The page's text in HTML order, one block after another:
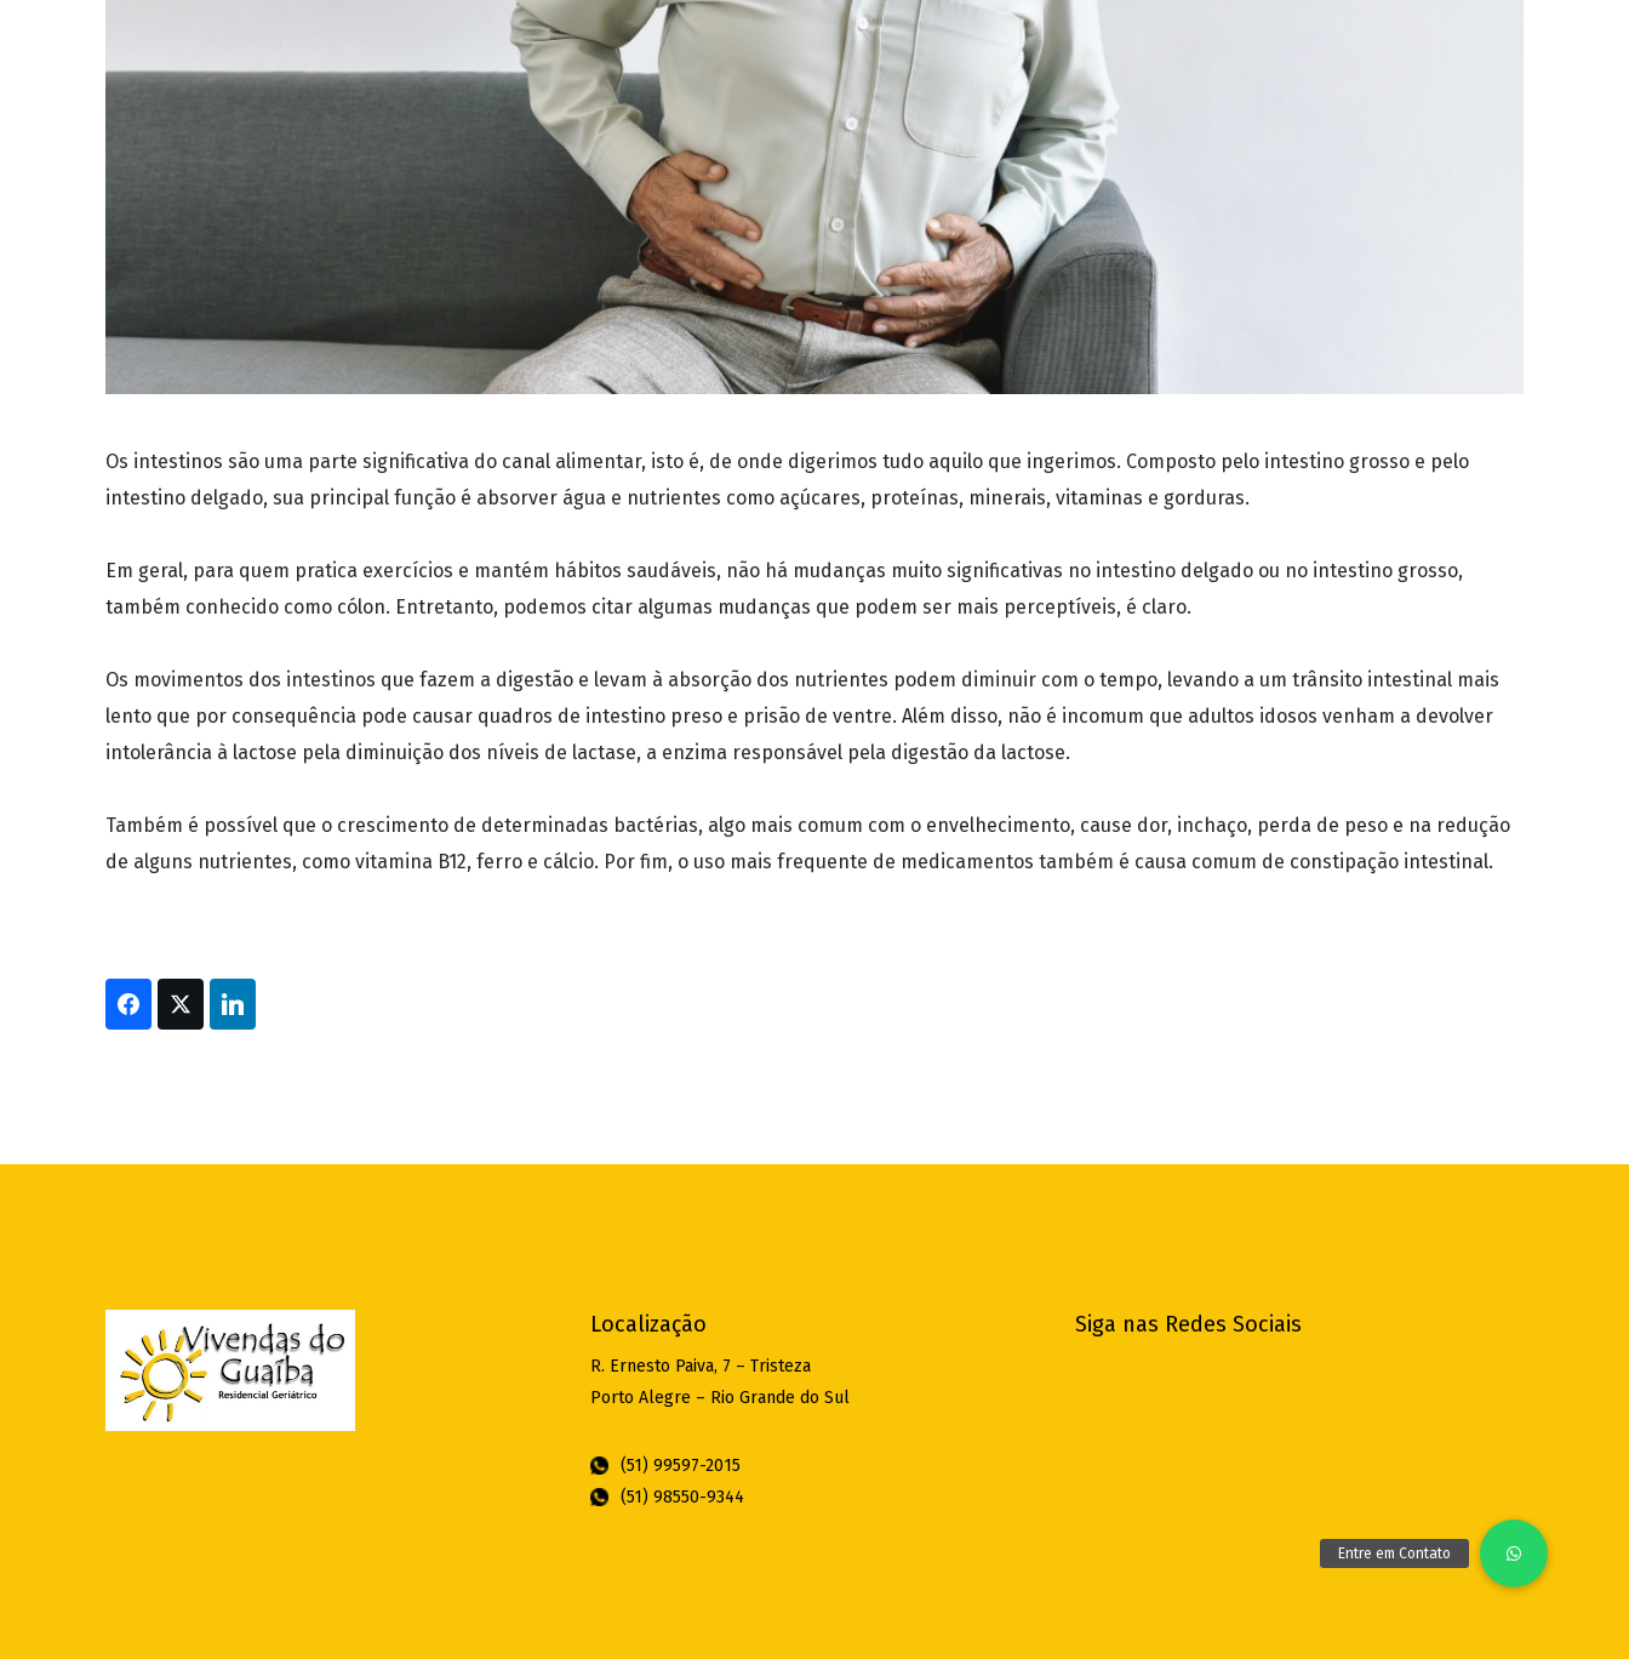
Os intestinos são uma parte significativa do canal alimentar, isto é, de onde digerimos tudo aquilo que ingerimos. Composto pelo intestino grosso e pelo
intestino delgado, sua principal função é absorver água e nutrientes como açúcares, proteínas, minerais, vitaminas e gorduras.
Em geral, para quem pratica exercícios e mantém hábitos saudáveis, não há mudanças muito significativas no intestino delgado ou no intestino grosso,
também conhecido como cólon. Entretanto, podemos citar algumas mudanças que podem ser mais perceptíveis, é claro.
Os movimentos dos intestinos que fazem a digestão e levam à absorção dos nutrientes podem diminuir com o tempo, levando a um trânsito intestinal mais
lento que por consequência pode causar quadros de intestino preso e prisão de ventre. Além disso, não é incomum que adultos idosos venham a devolver
intolerância à lactose pela diminuição dos níveis de lactase, a enzima responsável pela digestão da lactose.
Também é possível que o crescimento de determinadas bactérias, algo mais comum com o envelhecimento, cause dor, inchaço, perda de peso e na redução
de alguns nutrientes, como vitamina B12, ferro e cálcio. Por fim, o uso mais frequente de medicamentos também é causa comum de constipação intestinal.
Localização
R. Ernesto Paiva, 7 – Tristeza
Porto Alegre – Rio Grande do Sul
(51) 99597-2015
(51) 98550-9344
Siga nas Redes Sociais